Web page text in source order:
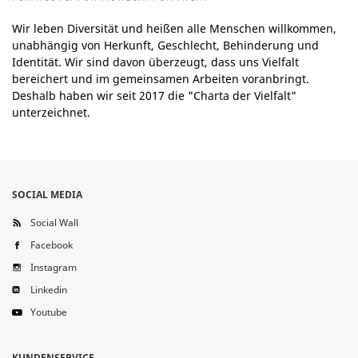
Wir leben Diversität und heißen alle Menschen willkommen,
unabhängig von Herkunft, Geschlecht, Behinderung und
Identität. Wir sind davon überzeugt, dass uns Vielfalt
bereichert und im gemeinsamen Arbeiten voranbringt.
Deshalb haben wir seit 2017 die "Charta der Vielfalt"
unterzeichnet.
SOCIAL MEDIA
Social Wall
Facebook
Instagram
Linkedin
Youtube